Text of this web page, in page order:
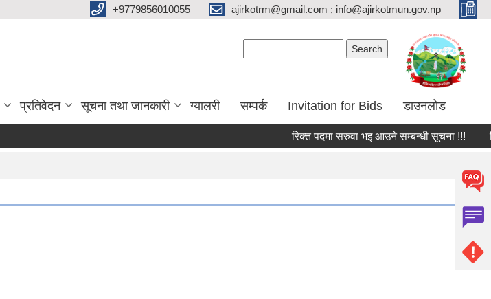
+9779856010055 ajirkotrm@gmail.com ; info@ajirkotmun.gov.np
प्रतिवेदन सूचना तथा जानकारी ग्यालरी सम्पर्क Invitation for Bids डाउनलोड
रिक्त पदमा सरुवा भइ आउने सम्बन्धी सूचना !!!